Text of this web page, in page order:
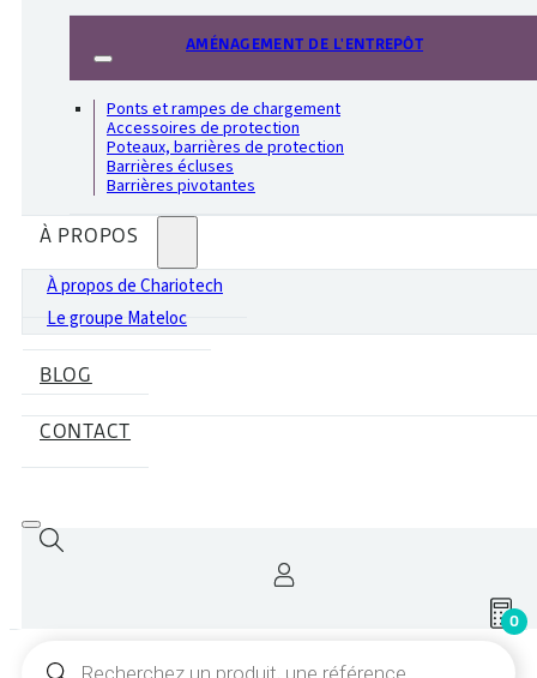
AMÉNAGEMENT DE L'ENTREPÔT
Ponts et rampes de chargement
Accessoires de protection
Poteaux, barrières de protection
Barrières écluses
Barrières pivotantes
À PROPOS
À propos de Chariotech
Le groupe Mateloc
BLOG
CONTACT
0